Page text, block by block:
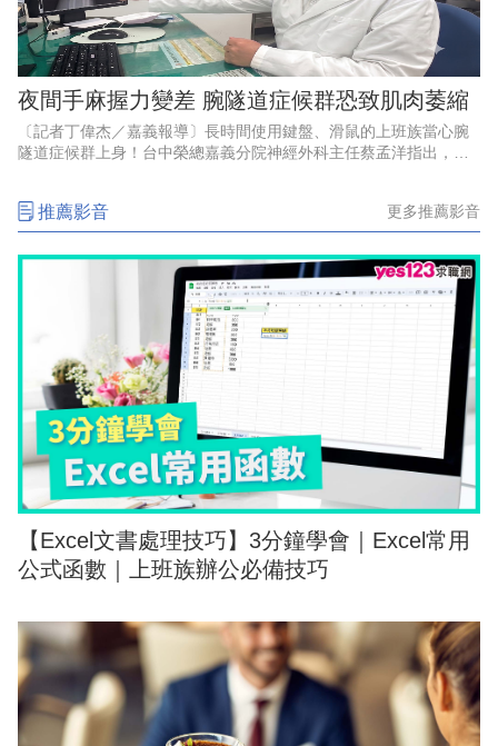
夜間手麻握力變差 腕隧道症候群恐致肌肉萎縮
〔記者丁偉杰／嘉義報導〕長時間使用鍵盤、滑鼠的上班族當心腕
隧道症候群上身！台中榮總嘉義分院神經外科主任蔡孟洋指出，腕
推薦影音 更多推薦影音
【Excel文書處理技巧】3分鐘學會｜Excel常用
公式函數｜上班族辦公必備技巧